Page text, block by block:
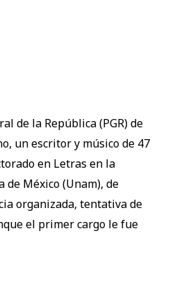
de la República (PGR) de
un escritor y músico de 47
en Letras en la
de México (Unam), de
organizada, tentativa de
el primer cargo le fue